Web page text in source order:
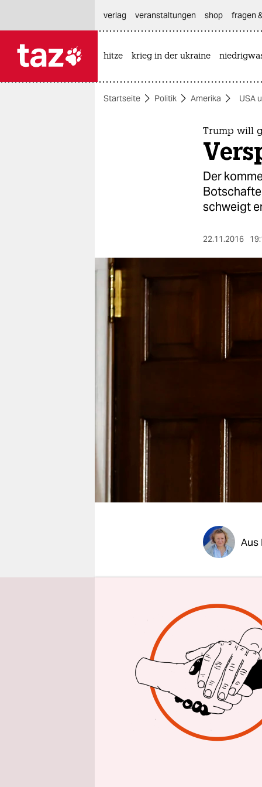
themen
berlin
nord
wahrheit
fragen & hilfe
unterstützen
genossenschaft
verlag
veranstaltungen shop fragen
hitze krieg in der ukraine
Startseite Politik Amerika USA
Trump will
Der
schweigt
22.11.2016
Aus
taz | Zwei
USA
er per
britischen
Den
hatte, gab
Montag
ein, um